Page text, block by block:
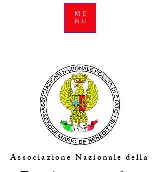
ME
NU
Associazione Nazionale della